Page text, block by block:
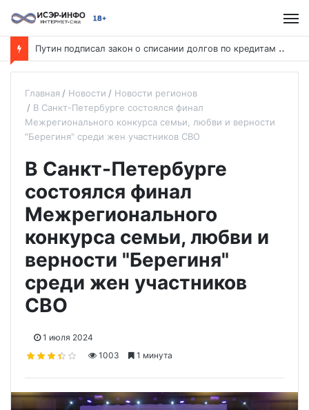
П
утин подписал закон о списании долгов по кредитам участников СВО
Главная Новости
Новости регионов
В Санкт-Петербурге состоялся финал
Межрегионального конкурса семьи, любви и верности
"Берегиня" среди жен участников СВО
В Санкт-Петербурге
состоялся финал
Межрегионального
конкурса семьи, любви и
верности "Берегиня"
среди жен участников
СВО
1 июля 2024
1003
1 минута